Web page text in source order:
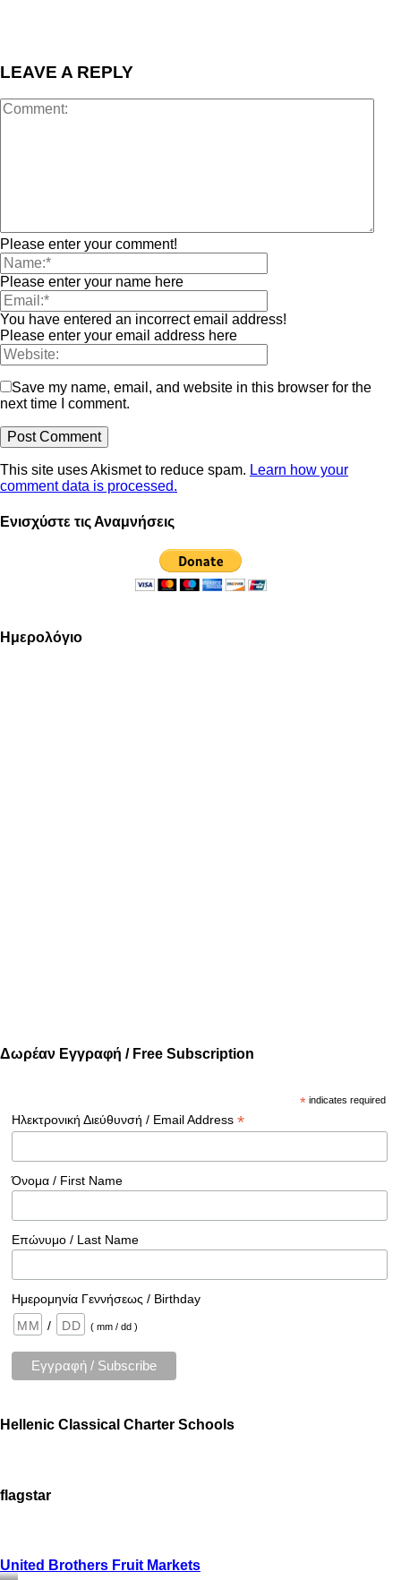
LEAVE A REPLY
Please enter your comment!
Please enter your name here
You have entered an incorrect email address!
Please enter your email address here
Save my name, email, and website in this browser for the
next time I comment.
This site uses Akismet to reduce spam. Learn how your
comment data is processed.
Ενισχύστε τις Αναμνήσεις
Ημερολόγιο
Δωρέαν Εγγραφή / Free Subscription
*indicates required
Ηλεκτρονική Διεύθυνσή / Email Address*
Όνομα / First Name
Επώνυμο / Last Name
Ημερομηνία Γεννήσεως / Birthday
/
( mm / dd )
Hellenic Classical Charter Schools
flagstar
United Brothers Fruit Markets